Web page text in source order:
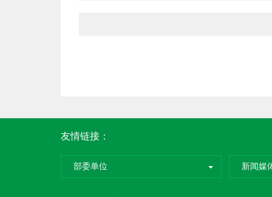
友情链接：
部委单位 新闻媒